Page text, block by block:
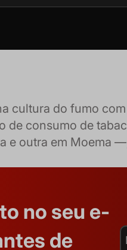
cultura do fumo
de consumo de
e outra em Moema
no seu e-
de